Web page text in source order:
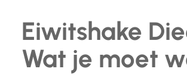
Eiwitshake
Wat je moet